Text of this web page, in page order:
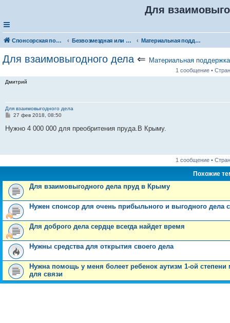
Для
Спонсорская помощь. Разместите своё объявление в соответствующей рубрике Безвозмездная или условно-безвозмездная помощь Материальная поддержка
Для взаимовыгодного дела ⇐ Материальная поддержка
1 сообщение •
Дмитрий
Для взаимовыгодного дела
С
о
б
27 фев 2018, 08:50
Нужно 4 000 000 для преобритения пруда.В Крыму.
1 сообщение •
Похожие
Для взаимовыгодного дела пруд в Крыму
Нужен спонсор для очень прибыльного и выгодного дела
Для доброго дела сердце всегда найдет время
Нужны средства для открытия своего дела
Нужна помощь у меня болеет ребенок аутизм 1-ой
для связи